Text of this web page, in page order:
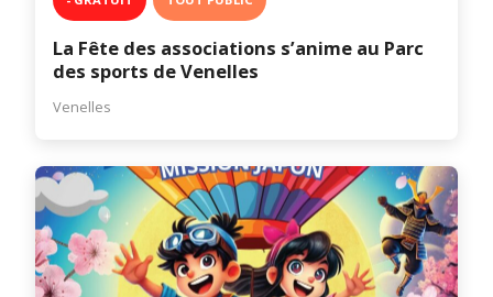
La Fête des associations s’anime au Parc
des sports de Venelles
Venelles